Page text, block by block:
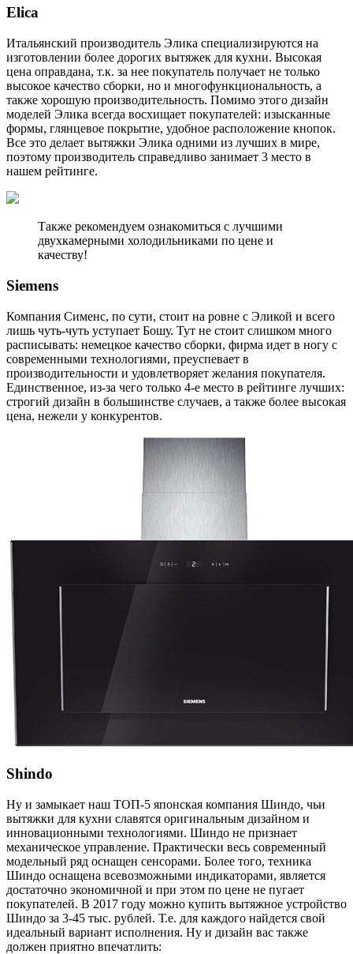
Elica
Итальянский производитель Элика специализируются на
изготовлении более дорогих вытяжек для кухни. Высокая
цена оправдана, т.к. за нее покупатель получает не только
высокое качество сборки, но и многофункциональность, а
также хорошую производительность. Помимо этого дизайн
моделей Элика всегда восхищает покупателей: изысканные
формы, глянцевое покрытие, удобное расположение кнопок.
Все это делает вытяжки Элика одними из лучших в мире,
поэтому производитель справедливо занимает 3 место в
нашем рейтинге.
Также рекомендуем ознакомиться с лучшими
двухкамерными холодильниками по цене и
качеству!
Siemens
Компания Сименс, по сути, стоит на ровне с Эликой и всего
лишь чуть-чуть уступает Бошу. Тут не стоит слишком много
расписывать: немецкое качество сборки, фирма идет в ногу с
современными технологиями, преуспевает в
производительности и удовлетворяет желания покупателя.
Единственное, из-за чего только 4-е место в рейтинге лучших:
строгий дизайн в большинстве случаев, а также более высокая
цена, нежели у конкурентов.
Shindo
Ну и замыкает наш ТОП-5 японская компания Шиндо, чьи
вытяжки для кухни славятся оригинальным дизайном и
инновационными технологиями. Шиндо не признает
механическое управление. Практически весь современный
модельный ряд оснащен сенсорами. Более того, техника
Шиндо оснащена всевозможными индикаторами, является
достаточно экономичной и при этом по цене не пугает
покупателей. В 2017 году можно купить вытяжное устройство
Шиндо за 3-45 тыс. рублей. Т.е. для каждого найдется свой
идеальный вариант исполнения. Ну и дизайн вас также
должен приятно впечатлить: